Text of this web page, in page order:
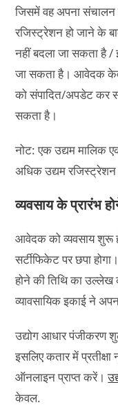
जिसमें वह अपना संचालन
रजिस्ट्रेशन हो जाने के
नहीं बदला जा सकता है /
जा सकता है। आवेदक
को संपादित/अपडेट कर
सकता है।
नोट: एक उद्यम मालिक
अधिक उद्यम
व्यवसाय के प्रारंभ
आवेदक को व्यवसाय शुरू
सर्टीफिकेट पर छपा
होने की तिथि का उल्लेख
व्यावसायिक इकाई ने
उद्योग आधार पंजीकरण
इसलिए कतार में
ऑनलाइन प्राप्त करें।
केवल.